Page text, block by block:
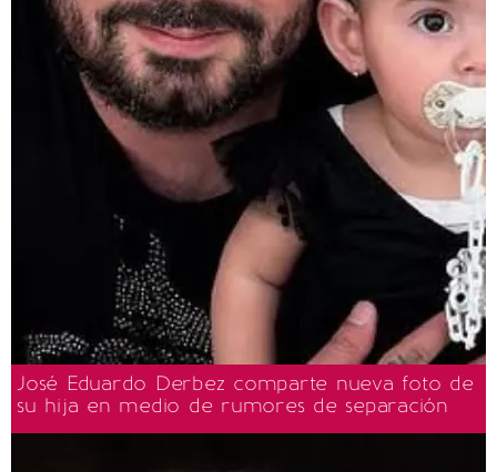
José Eduardo Derbez comparte nueva foto de
su hija en medio de rumores de separación